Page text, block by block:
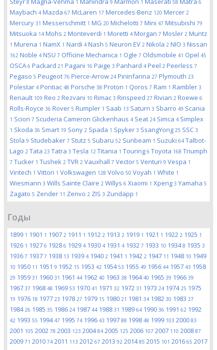
8 1 9 1 58 6
Maybach 4 Mazda 67 McLaren 17 Mercedes-Benz 120 Mercer 2
Mercury 31 Messerschmitt 1 MG 20 Michelotti 7 Mini 47 Mitsubishi 79
Mitsuoka 14 Mohs 2 Monteverdi 1 Moretti 4 Morgan 7 Mosler 2 Muntz
1 Murena 1 NamX 1 Nardi 4 Nash 5 Neuron EV 2 Nikola 2 NIO 3 Nissan
162 Noble 4 NSU 7 Officine Mechanica 1 Ogle 7 Oldsmobile 41 Opel 45
OSCA 6 Packard 21 Pagani 16 Paige 3 Panhard 4 Peel 2 Peerless 7
Pegaso 5 Peugeot 76 Pierce-Arrow 24 Pininfarina 27 Plymouth 23
Polestar 4 Pontiac 48 Porsche 38 Proton 1 Qoros 7 Ram 1 Rambler 3
Renault 109 Reo 2 Rezvani 10 Rimac 3 Rinspeed 27 Rivian 2 Roewe 6
Rolls-Royce 36 Rover 5 Rumpler 1 Saab 13 Saturn 3 Sbarro 49 Scania
1 Scion 7 Scuderia Cameron Glickenhaus 4 Seat 24 Simca 4 Simplex
1 Skoda 36 Smart 19 Sony 2 Spada 1 Spyker 3 SsangYong 25 SSC 3
Stola 9 Studebaker 7 Stutz 5 Subaru 52 Sunbeam 1 Suzuki 64 Talbot-
Lago 2 Tata 23 Tatra 3 Tesla 12 Titania 1 Touring 6 Toyota 168 Triumph
7 Tucker 1 Tushek 2 TVR 2 Vauxhall 7 Vector 5 Venturi 9 Vespa 1
Viritech 1 Vittori 1 Volkswagen 128 Volvo 50 Voyah 1 White 1
Wiesmann 3 Wills Sainte Claire 2 Willys 6 Xiaomi 1 Xpeng 3 Yamaha 5
Zagato 5 Zender 11 Zenvo 2 ZIS 3 Zundapp 1
Годы
1899 1 1901 1 1907 2 1911 1 1912 2 1913 2 1919 1 1921 1 1922 2 1925 1
1926 1 1927 6 1928 6 1929 4 1930 4 1931 4 1932 7 1933 10 19348 1935 3
1936 7 1937 7 1938 13 1939 4 1940 2 1941 1 1942 2 1947 11 1948 10 1949
10 1950 11 1951 9 1952 15 1953 42 195453 1955 49 1956 44 1957 43 1958
29 1959 31 1960 31 1961 44 1962 40 1963 38 196440 1965 39 1966 39
1967 37 1968 48 1969 53 1970 41 1971 32 1972 31 1973 24 197425 1975
19 1976 18 1977 23 1978 27 1979 15 1980 21 1981 34 1982 30 1983 27
198426 1985 35 1986 24 1987 44 1988 31 1989 64 1990 36 1991 62 1992
42 1993 55 199447 1995 74 1996 43 1997 88 1998 48 1999 103 2000 83
2001 105 2002 78 2003 123 200484 2005 125 2006 107 2007 110 2008 87
2009 71 2010 74 2011 113 2012 67 2013 92 201485 2015 101 2016 65 2017